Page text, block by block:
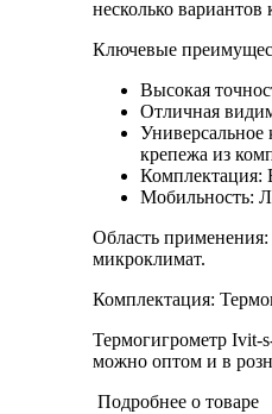
несколько
Ключевые
Высокая
Отличная
Универсальное
крепежа из
Комплектация:
Мобильность:
Область
микроклимат.
Комплектация:
Термогигрометр Ivit-
можно оптом и в
Подробнее о товаре